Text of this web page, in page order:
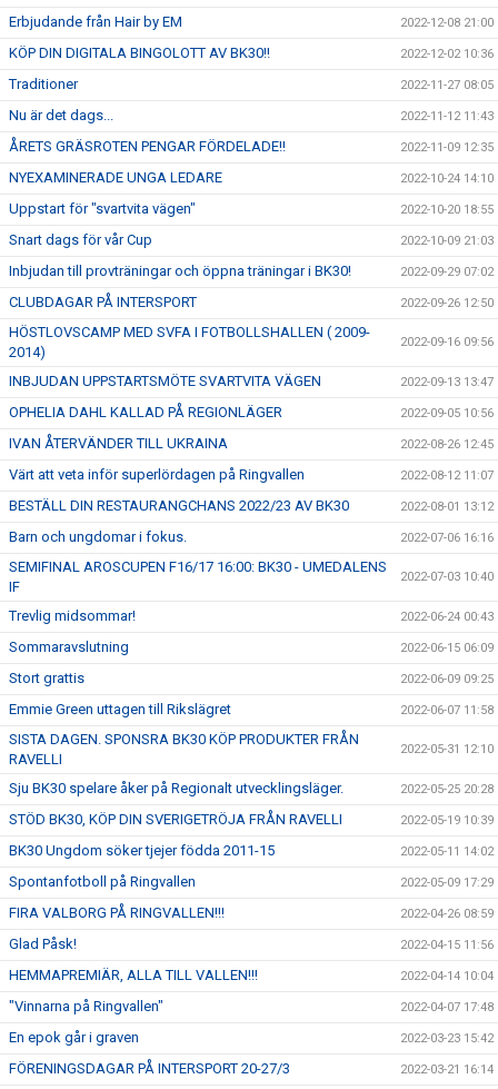
Erbjudande från Hair by EM 2022-12-08 21:00
KÖP DIN DIGITALA BINGOLOTT AV BK30!! 2022-12-02 10:36
Traditioner 2022-11-27 08:05
Nu är det dags... 2022-11-12 11:43
ÅRETS GRÄSROTEN PENGAR FÖRDELADE!! 2022-11-09 12:35
NYEXAMINERADE UNGA LEDARE 2022-10-24 14:10
Uppstart för "svartvita vägen" 2022-10-20 18:55
Snart dags för vår Cup 2022-10-09 21:03
Inbjudan till provträningar och öppna träningar i BK30! 2022-09-29 07:02
CLUBDAGAR PÅ INTERSPORT 2022-09-26 12:50
HÖSTLOVSCAMP MED SVFA I FOTBOLLSHALLEN ( 2009-
2014)
2022-09-16 09:56
INBJUDAN UPPSTARTSMÖTE SVARTVITA VÄGEN 2022-09-13 13:47
OPHELIA DAHL KALLAD PÅ REGIONLÄGER 2022-09-05 10:56
IVAN ÅTERVÄNDER TILL UKRAINA 2022-08-26 12:45
Värt att veta inför superlördagen på Ringvallen 2022-08-12 11:07
BESTÄLL DIN RESTAURANGCHANS 2022/23 AV BK30 2022-08-01 13:12
Barn och ungdomar i fokus. 2022-07-06 16:16
SEMIFINAL AROSCUPEN F16/17 16:00: BK30 - UMEDALENS
IF
2022-07-03 10:40
Trevlig midsommar! 2022-06-24 00:43
Sommaravslutning 2022-06-15 06:09
Stort grattis 2022-06-09 09:25
Emmie Green uttagen till Rikslägret 2022-06-07 11:58
SISTA DAGEN. SPONSRA BK30 KÖP PRODUKTER FRÅN
RAVELLI
2022-05-31 12:10
Sju BK30 spelare åker på Regionalt utvecklingsläger. 2022-05-25 20:28
STÖD BK30, KÖP DIN SVERIGETRÖJA FRÅN RAVELLI 2022-05-19 10:39
BK30 Ungdom söker tjejer födda 2011-15 2022-05-11 14:02
Spontanfotboll på Ringvallen 2022-05-09 17:29
FIRA VALBORG PÅ RINGVALLEN!!! 2022-04-26 08:59
Glad Påsk! 2022-04-15 11:56
HEMMAPREMIÄR, ALLA TILL VALLEN!!! 2022-04-14 10:04
"Vinnarna på Ringvallen" 2022-04-07 17:48
En epok går i graven 2022-03-23 15:42
FÖRENINGSDAGAR PÅ INTERSPORT 20-27/3 2022-03-21 16:14